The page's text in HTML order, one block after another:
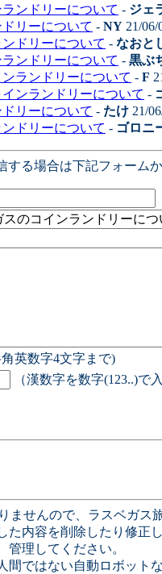
ンドリーについて - ジェ
リーについて - NY 21/06/
ドリーについて - なおと
ンドリーについて - 黒ぶ
ランドリーについて - F
ンランドリーについて -
リーについて - たけ 21/
ドリーについて - ゴロニ
する場合は下記フォーム
英数字4文字まで)
（漢数字を数字(123..)で
ませんので、ラスベガス
た内容を削除したり修正
理してください。
間ではない自動ロボット